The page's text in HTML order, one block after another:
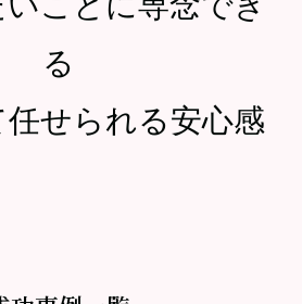
る
せられる安心感